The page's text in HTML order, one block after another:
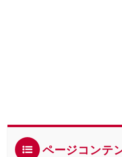
ページコンテ